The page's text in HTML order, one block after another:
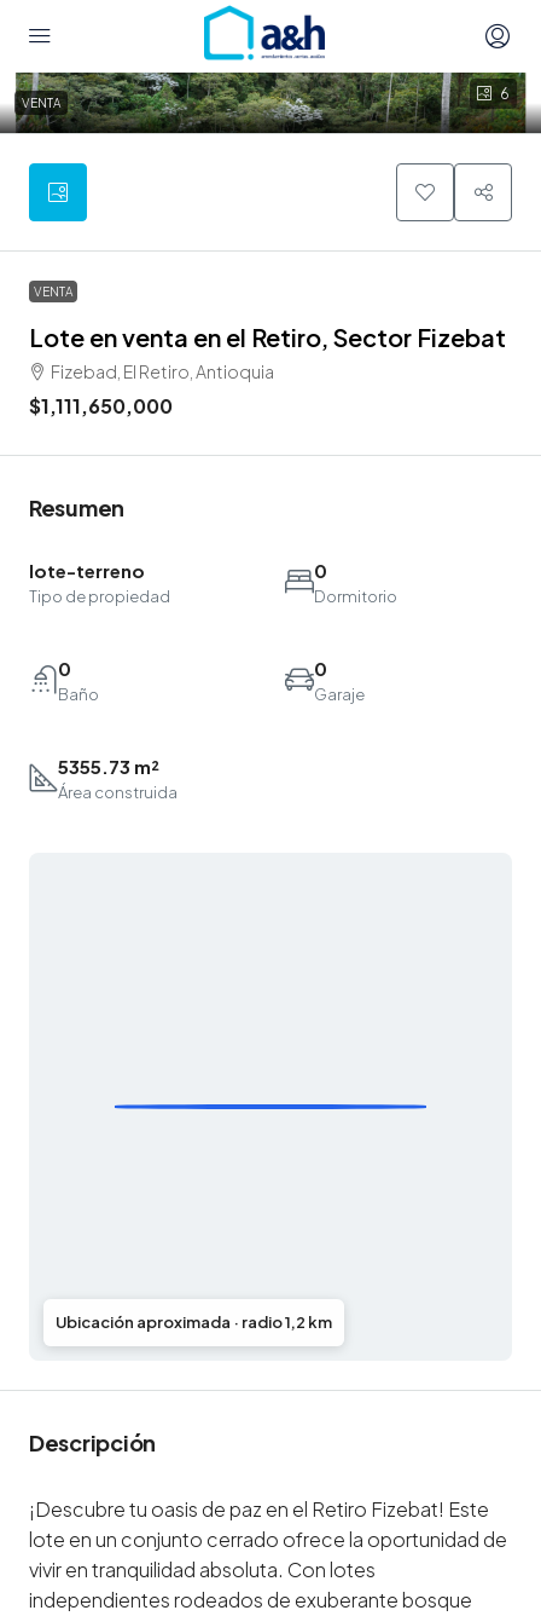
6
VENTA
VENTA
Lote en venta en el Retiro, Sector Fizebat
Fizebad, El Retiro, Antioquia
$1,111,650,000
Resumen
lote-terreno
Tipo de propiedad
0
Dormitorio
0
Baño
0
Garaje
5355.73 m²
Área construida
Ubicación aproximada · radio 1,2 km
Descripción
¡Descubre tu oasis de paz en el Retiro Fizebat! Este
lote en un conjunto cerrado ofrece la oportunidad de
vivir en tranquilidad absoluta. Con lotes
independientes rodeados de exuberante bosque